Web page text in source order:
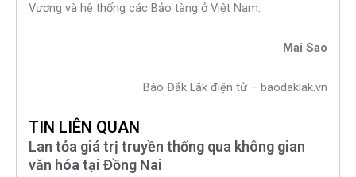
Vương và hệ thống các Bảo tàng ở Việt Nam.
Mai Sao
Báo Đắk Lắk điện tử – baodaklak.vn
TIN LIÊN QUAN
Lan tỏa giá trị truyền thống qua không gian
văn hóa tại Đồng Nai